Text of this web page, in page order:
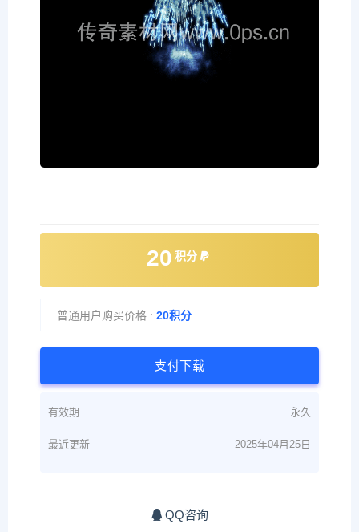
20 积分
普通用户购买价格 : 20积分
支付下载
有效期 永久
最近更新 2025年04月25日
QQ咨询